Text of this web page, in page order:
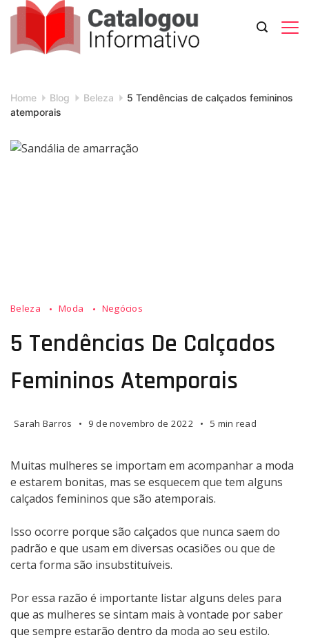
Skip
content
Home Blog Beleza
5 Tendências de calçados femininos
atemporais
Beleza Moda Negócios
5 Tendências De Calçados
Femininos Atemporais
Sarah Barros 9 de novembro de 2022 5 min read
Muitas mulheres se importam em acompanhar a moda
e estarem bonitas, mas se esquecem que tem alguns
calçados femininos que são atemporais.
Isso ocorre porque são calçados que nunca saem do
padrão e que usam em diversas ocasiões ou que de
certa forma são insubstituíveis.
Por essa razão é importante listar alguns deles para
que as mulheres se sintam mais à vontade por saber
que sempre estarão dentro da moda ao seu estilo.